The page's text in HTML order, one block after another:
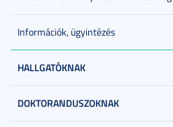
Információk, ügyintézés
HALLGATÓKNAK
DOKTORANDUSZOKNAK